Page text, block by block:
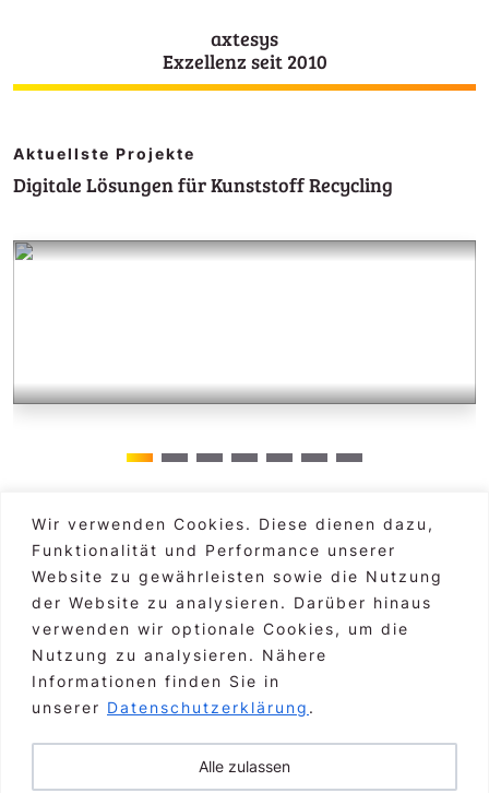
Wir verwenden Cookies. Diese dienen dazu,
Funktionalität und Performance unserer
Website zu gewährleisten sowie die Nutzung
der Website zu analysieren. Darüber hinaus
verwenden wir optionale Cookies, um die
Nutzung zu analysieren. Nähere
Informationen finden Sie in
unserer Datenschutzerklärung .
Alle zulassen
axtesys
Exzellenz seit 2010
Aktuellste Projekte
Digitale Lösungen für Kunststoff Recycling
Hauptgebäude Graz alle Standorte >
Burggasse 3, A-8010 Graz
+43 316 83 46 79-00